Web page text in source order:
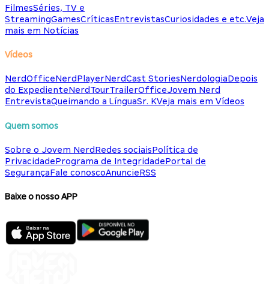
FilmesSéries, TV e
StreamingGamesCríticasEntrevistasCuriosidades e etc.Veja
mais em Notícias
Vídeos
NerdOfficeNerdPlayerNerdCast StoriesNerdologiaDepois
do ExpedienteNerdTourTrailerOfficeJovem Nerd
EntrevistaQueimando a LínguaSr. KVeja mais em Vídeos
Quem somos
Sobre o Jovem NerdRedes sociaisPolítica de
PrivacidadePrograma de IntegridadePortal de
SegurançaFale conoscoAnuncieRSS
Baixe o nosso APP